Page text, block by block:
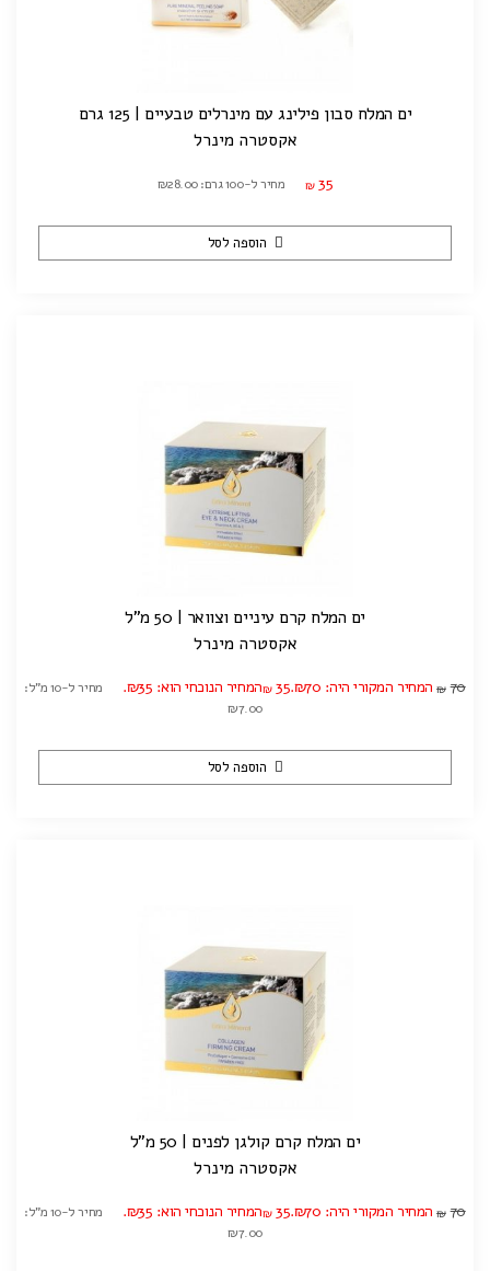
ים המלח סבון פילינג עם מינרלים טבעיים | 125 גרם
אקסטרה מינרל
₪ 35 מחיר ל-100 גרם: ₪28.00
הוספה לסל
ים המלח קרם עיניים וצוואר | 50 מ"ל
אקסטרה מינרל
₪ 70 המחיר המקורי היה: ₪70. ₪ 35 המחיר הנוכחי הוא: ₪35.
מחיר ל-10 מ"ל:
₪7.00
הוספה לסל
ים המלח קרם קולגן לפנים | 50 מ"ל
אקסטרה מינרל
₪ 70 המחיר המקורי היה: ₪70. ₪ 35 המחיר הנוכחי הוא: ₪35.
מחיר ל-10 מ"ל:
₪7.00